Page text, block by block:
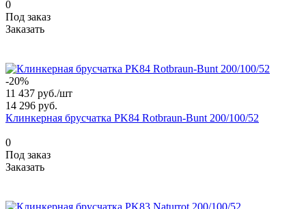
0
Под заказ
Заказать
-20%
11 437 руб./шт
14 296 руб.
Клинкерная брусчатка PK84 Rotbraun-Bunt 200/100/52
0
Под заказ
Заказать